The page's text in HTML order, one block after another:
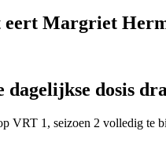
Margriet
dagelijkse dosis
VRT 1, seizoen 2 volledig